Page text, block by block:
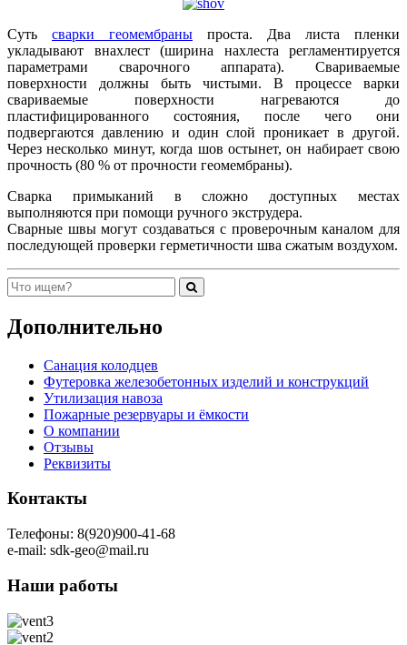
Суть сварки геомембраны проста. Два листа пленки
укладывают внахлест (ширина нахлеста регламентируется
параметрами сварочного аппарата). Свариваемые
поверхности должны быть чистыми. В процессе варки
свариваемые поверхности нагреваются до
пластифицированного состояния, после чего они
подвергаются давлению и один слой проникает в другой.
Через несколько минут, когда шов остынет, он набирает свою
прочность (80 % от прочности геомембраны).
Сварка примыканий в сложно доступных местах
выполняются при помощи ручного экструдера.
Сварные швы могут создаваться с проверочным каналом для
последующей проверки герметичности шва сжатым воздухом.
Дополнительно
Санация колодцев
Футеровка железобетонных изделий и конструкций
Утилизация навоза
Пожарные резервуары и ёмкости
О компании
Отзывы
Реквизиты
Контакты
Телефоны: 8(920)900-41-68
e-mail: sdk-geo@mail.ru
Наши работы